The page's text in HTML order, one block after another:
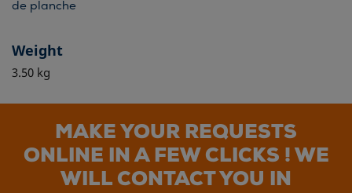
de planche
Weight
3.50 kg
MAKE YOUR REQUESTS
ONLINE IN A FEW CLICKS ! WE
WILL CONTACT YOU IN